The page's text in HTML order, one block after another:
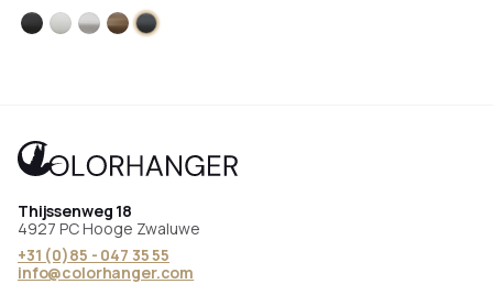
Schwarz
WeißEdelstahl
BronzeAnthrazit
Thijssenweg 18
4927 PC Hooge Zwaluwe
+31 (0)85 - 047 35 55
info@colorhanger.com